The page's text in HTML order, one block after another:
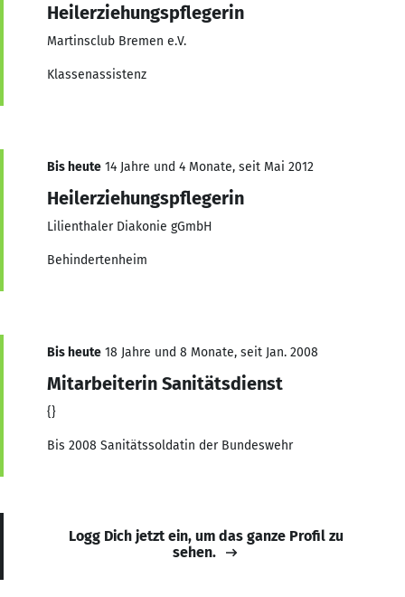
Heilerziehungspflegerin
Martinsclub Bremen e.V.
Klassenassistenz
Bis heute 14 Jahre und 4 Monate, seit Mai 2012
Heilerziehungspflegerin
Lilienthaler Diakonie gGmbH
Behindertenheim
Bis heute 18 Jahre und 8 Monate, seit Jan. 2008
Mitarbeiterin Sanitätsdienst
{}
Bis 2008 Sanitätssoldatin der Bundeswehr
Logg Dich jetzt ein, um das ganze Profil zu
sehen.